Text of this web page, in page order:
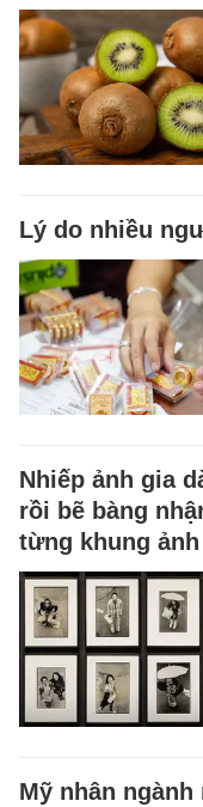
Lý do nhiều
Nhiếp ảnh gia
rồi bẽ bàng
từng khung ảnh
Mỹ nhân ngành